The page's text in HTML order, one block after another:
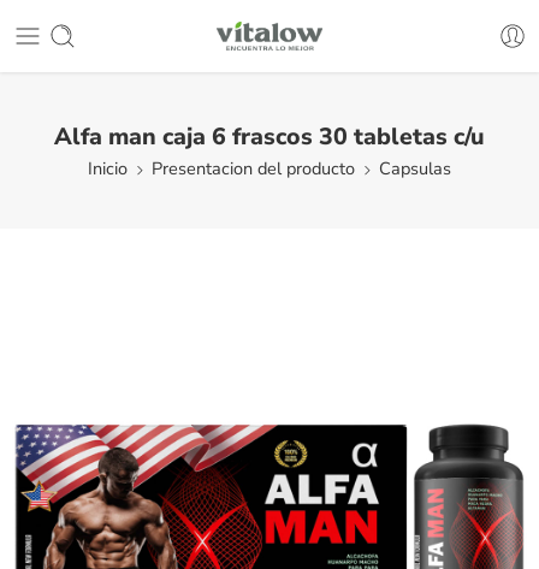
Alfa man caja 6 frascos 30 tabletas c/u
Inicio Presentacion del producto Capsulas